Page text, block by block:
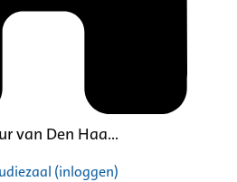
van Den Haa...
(inloggen)